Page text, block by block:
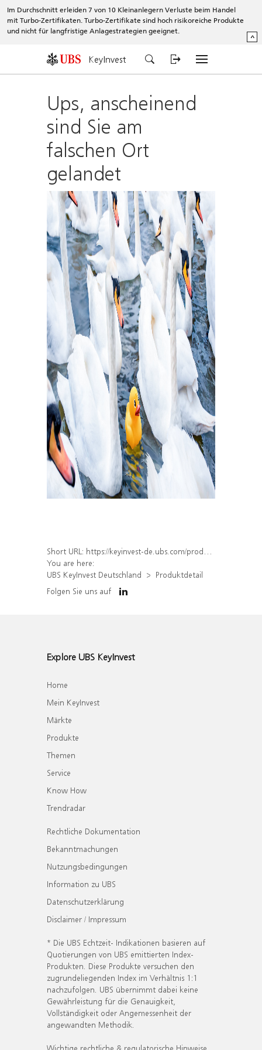
Im Durchschnitt erleiden 7 von 10 Kleinanlegern Verluste beim Handel
mit Turbo-Zertifikaten. Turbo-Zertifikate sind hoch risikoreiche Produkte
und nicht für langfristige Anlagestrategien geeignet.
^
KeyInvest
Ups, anscheinend
sind Sie am
falschen Ort
gelandet
Short URL: https://keyinvest-de.ubs.com/produkt/detail/index/isin/DE000WA4SZL9
You are here:
UBS KeyInvest Deutschland
Produktdetail
Folgen Sie uns auf
Explore UBS KeyInvest
Home
Mein KeyInvest
Märkte
Produkte
Themen
Service
Know How
Trendradar
Rechtliche Dokumentation
Bekanntmachungen
Nutzungsbedingungen
Information zu UBS
Datenschutzerklärung
Disclaimer / Impressum
* Die UBS Echtzeit- Indikationen basieren auf
Quotierungen von UBS emittierten Index-
Produkten. Diese Produkte versuchen den
zugrundeliegenden Index im Verhältnis 1:1
nachzufolgen. UBS übernimmt dabei keine
Gewährleistung für die Genauigkeit,
Vollständigkeit oder Angemessenheit der
angewandten Methodik.